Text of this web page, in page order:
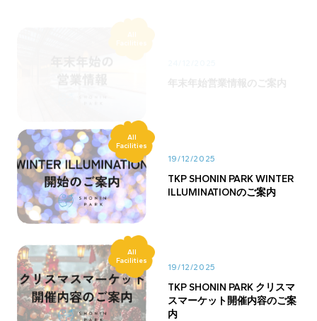
All
Facilities
19/12/2025
TKP SHONIN PARK WINTER
ILLUMINATIONのご案内
All
Facilities
19/12/2025
TKP SHONIN PARK クリスマ
スマーケット開催内容のご案
内